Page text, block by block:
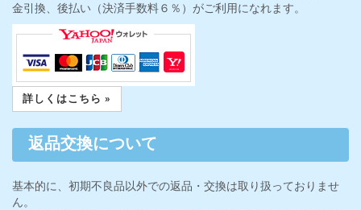
金引換、後払い（決済手数料６％）がご利用になれます。
詳しくはこちら »
返品交換について
基本的に、初期不良品以外での返品・交換は取り扱っておりませ
ん。